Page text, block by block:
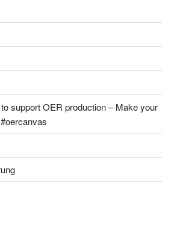
support OER production – Make your